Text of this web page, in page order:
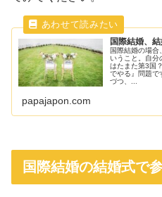
国際結婚、
国際結婚の場合
いうこと。自
はたまた第3国
でやる』問題で
づつ、...
papajapon.com
国際結婚の結婚式で